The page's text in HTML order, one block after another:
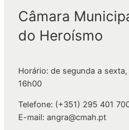
Câmara
do Heroísmo
Horário: de segunda a
16h00
Telefone: (+351) 295 401
E-mail: angra@cmah.pt